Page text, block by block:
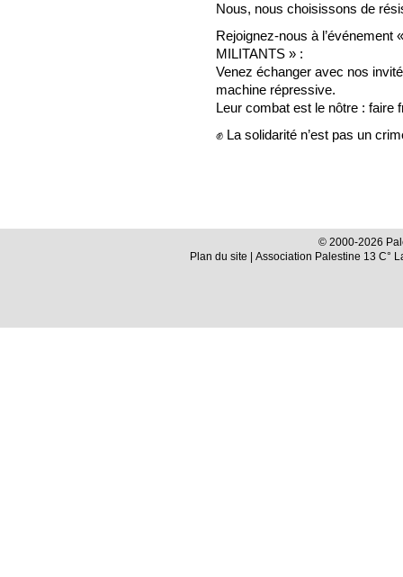
Nous, nous choisissons de
Rejoignez-nous à
MILITANTS » :
Venez échanger avec nos
machine répressive.
Leur combat est le nôtre : faire
✊ La solidarité n’est pas un
© 2000-2026
Plan du site | Association Palestine 13 C°